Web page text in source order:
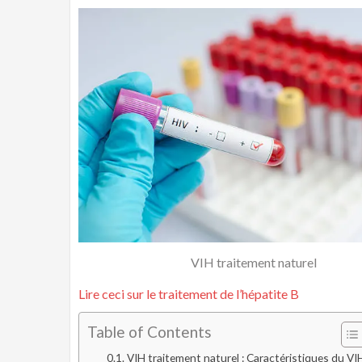
VIH traitement naturel
Lire ceci sur le traitement de l’hépatite B
Table of Contents
VIH traitement naturel : Caractéristiques du